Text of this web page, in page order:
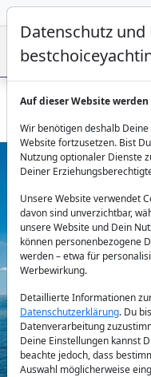
Lagoon 52ft Baron -
Previous
Datenschutz
Auf dieser Website
Wir benötigen deshalb
Website fortzusetzen. Bist
Nutzung optionaler Dienste
Deiner
Unsere Website verwendet
davon sind unverzichtbar,
unsere Website und Dein
können personenbezogene
werden – etwa für
Werbewirkung.
Detaillierte Informationen
Datenschutzerklärung. Du
Datenverarbeitung
Deine Einstellungen kannst
beachte jedoch, dass
Auswahl möglicherweise